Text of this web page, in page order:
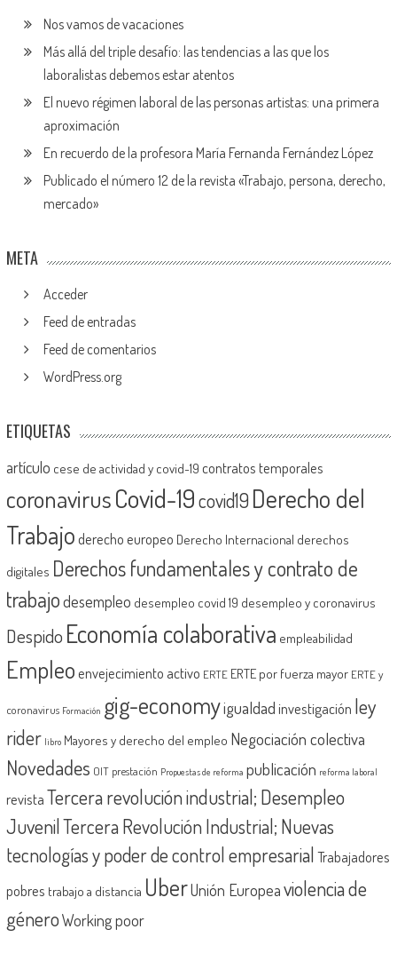
Nos vamos de vacaciones
Más allá del triple desafío: las tendencias a las que los
laboralistas debemos estar atentos
El nuevo régimen laboral de las personas artistas: una primera
aproximación
En recuerdo de la profesora María Fernanda Fernández López
Publicado el número 12 de la revista «Trabajo, persona, derecho,
mercado»
META
Acceder
Feed de entradas
Feed de comentarios
WordPress.org
ETIQUETAS
artículo cese de actividad y covid-19 contratos temporales
coronavirusCovid-19covid19 Derecho del
Trabajoderecho europeo Derecho Internacional derechos
digitales Derechos fundamentales y contrato de
trabajodesempleo desempleo covid 19 desempleo y coronavirus
Despido Economía colaborativa empleabilidad
Empleoenvejecimiento activo ERTE ERTE por fuerza mayor ERTE y
coronavirus Formación gig-economyigualdadinvestigación ley
rider libro Mayores y derecho del empleo Negociación colectiva
Novedades OIT prestación Propuestas de reforma publicación reforma laboral
revistaTercera revolución industrial; Desempleo
JuvenilTercera Revolución Industrial; Nuevas
tecnologías y poder de control empresarial Trabajadores
pobres trabajo a distancia UberUnión Europeaviolencia de
géneroWorking poor